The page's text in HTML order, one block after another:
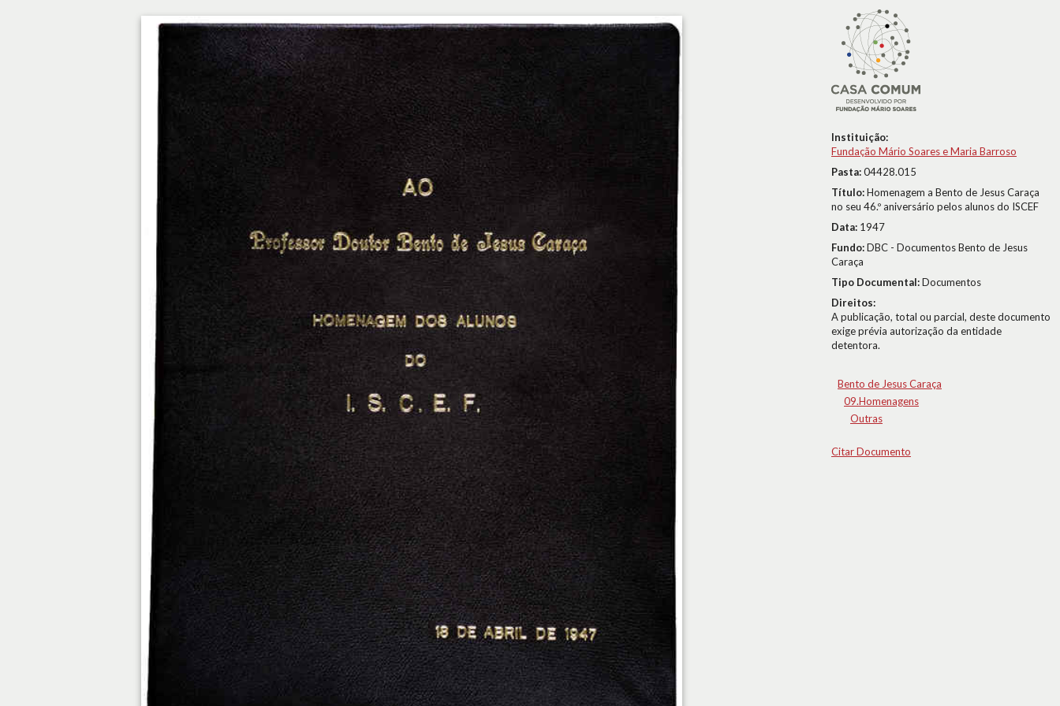
Instituição:
Fundação Mário Soares e Maria Barroso
Pasta:04428.015
Título:Homenagem a Bento de Jesus Caraça
no seu 46.º aniversário pelos alunos do ISCEF
Data: 1947
Fundo:DBC - Documentos Bento de Jesus
Caraça
Tipo Documental:Documentos
Direitos:
A publicação, total ou parcial, deste documento
exige prévia autorização da entidade
detentora.
Bento de Jesus Caraça
09.Homenagens
Outras
Citar Documento